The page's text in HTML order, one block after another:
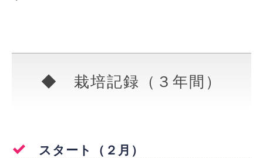
◆ 栽培記録（３年間）
スタート（２月）